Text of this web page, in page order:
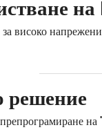
на
високо
решение